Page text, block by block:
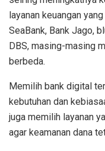
layanan keuangan
SeaBank, Bank Jago,
DBS, masing-masing
berbeda.
Memilih bank digital
kebutuhan dan
juga memilih layanan
agar keamanan dana